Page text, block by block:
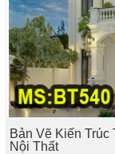
Bản Vẽ Kiến
Nội Thất